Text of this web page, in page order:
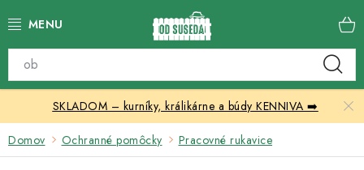
na
Katalóg produktov
Skleníky
Nábytok
SKLADOM – kurníky, králikárne a búdy KENNIVA ➡️
Domov Ochranné pomôcky Pracovné rukavice